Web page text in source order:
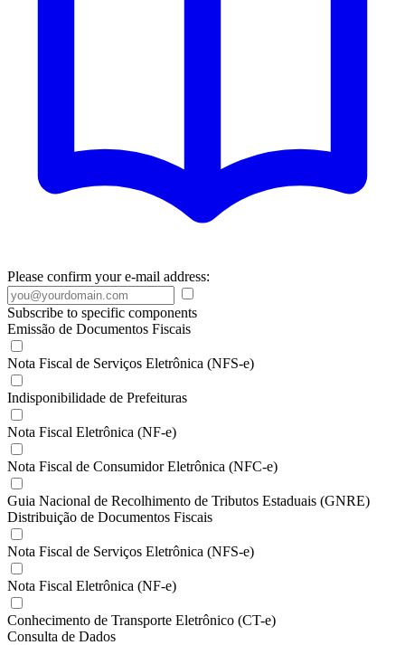
Please confirm your e-mail address:
Subscribe to specific components
Emissão de Documentos Fiscais
Nota Fiscal de Serviços Eletrônica (NFS-e)
Indisponibilidade de Prefeituras
Nota Fiscal Eletrônica (NF-e)
Nota Fiscal de Consumidor Eletrônica (NFC-e)
Guia Nacional de Recolhimento de Tributos Estaduais (GNRE)
Distribuição de Documentos Fiscais
Nota Fiscal de Serviços Eletrônica (NFS-e)
Nota Fiscal Eletrônica (NF-e)
Conhecimento de Transporte Eletrônico (CT-e)
Consulta de Dados